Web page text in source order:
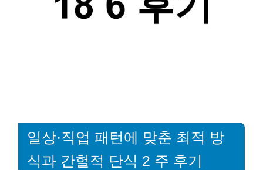
일상·직업 패턴에 맞춘 최적 방
식과 간헐적 단식 2 주 후기